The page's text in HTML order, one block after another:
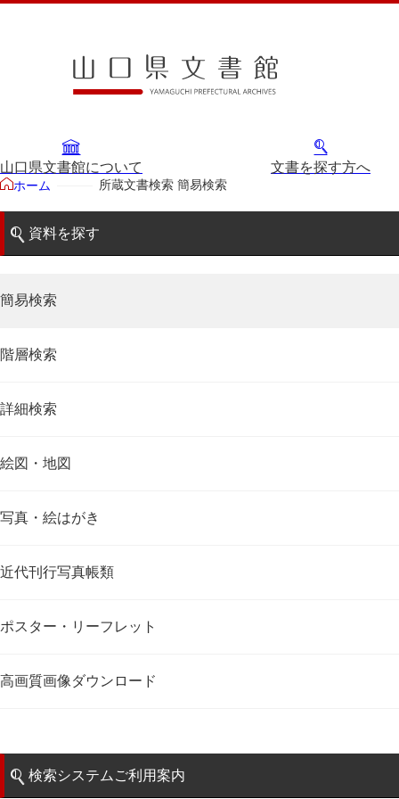
山口県文書館について 文書を探す方へ
ホーム 所蔵文書検索 簡易検索
資料を探す
簡易検索
階層検索
詳細検索
絵図・地図
写真・絵はがき
近代刊行写真帳類
ポスター・リーフレット
高画質画像ダウンロード
検索システムご利用案内